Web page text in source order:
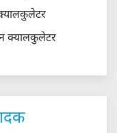
क्यालकुलेटर